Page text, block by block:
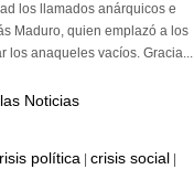
los llamados anárquicos e
Maduro, quien emplazó a los
los anaqueles vacíos. Gracia...
Noticias
política crisis social